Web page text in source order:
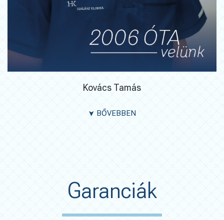
Kovács Tamás
➤ BŐVEBBEN
Garanciák